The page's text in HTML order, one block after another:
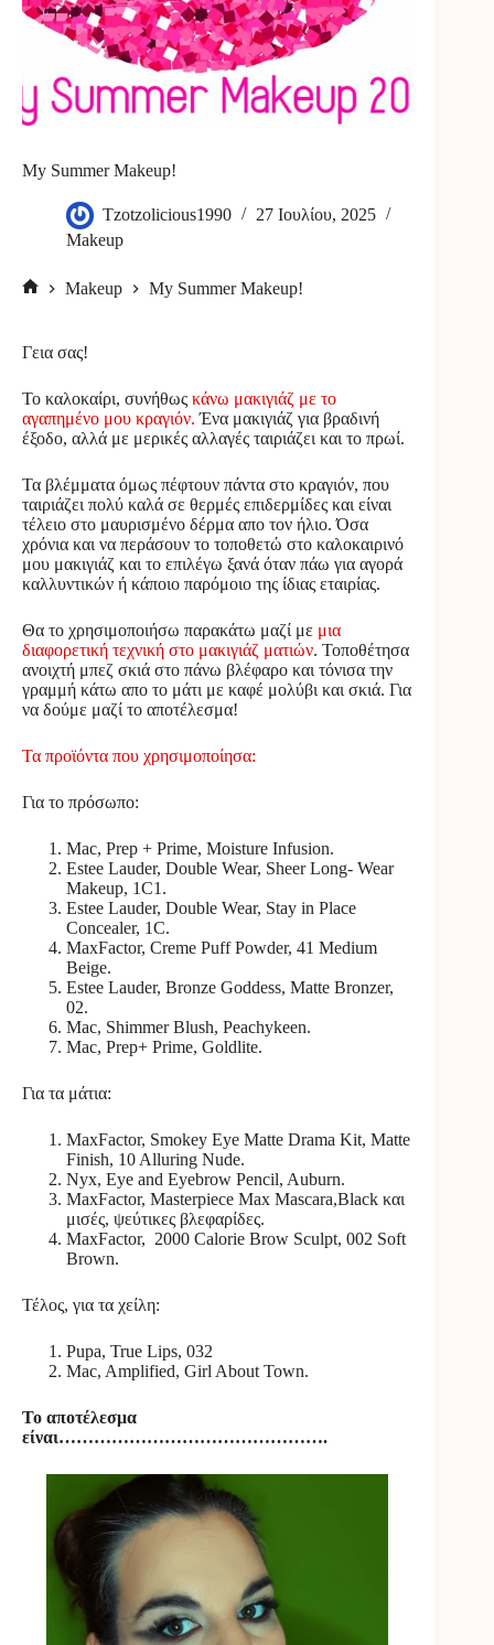
My Summer Makeup!
Tzotzolicious1990
27 Ιουλίου, 2025
Makeup
Makeup My Summer Makeup!
Γεια σας!
Το καλοκαίρι, συνήθως κάνω μακιγιάζ με το
αγαπημένο μου κραγιόν. Ένα μακιγιάζ για βραδινή
έξοδο, αλλά με μερικές αλλαγές ταιριάζει και το πρωί.
Τα βλέμματα όμως πέφτουν πάντα στο κραγιόν, που
ταιριάζει πολύ καλά σε θερμές επιδερμίδες και είναι
τέλειο στο μαυρισμένο δέρμα απο τον ήλιο. Όσα
χρόνια και να περάσουν το τοποθετώ στο καλοκαιρινό
μου μακιγιάζ και το επιλέγω ξανά όταν πάω για αγορά
καλλυντικών ή κάποιο παρόμοιο της ίδιας εταιρίας.
Θα το χρησιμοποιήσω παρακάτω μαζί με μια
διαφορετική τεχνική στο μακιγιάζ ματιών. Τοποθέτησα
ανοιχτή μπεζ σκιά στο πάνω βλέφαρο και τόνισα την
γραμμή κάτω απο το μάτι με καφέ μολύβι και σκιά. Για
να δούμε μαζί το αποτέλεσμα!
Τα προϊόντα που χρησιμοποίησα:
Για το πρόσωπο:
Mac, Prep + Prime, Moisture Infusion.
Estee Lauder, Double Wear, Sheer Long- Wear
Makeup, 1C1.
Estee Lauder, Double Wear, Stay in Place
Concealer, 1C.
MaxFactor, Creme Puff Powder, 41 Medium
Beige.
Estee Lauder, Bronze Goddess, Matte Bronzer,
02.
Mac, Shimmer Blush, Peachykeen.
Mac, Prep+ Prime, Goldlite.
Για τα μάτια:
MaxFactor, Smokey Eye Matte Drama Kit, Matte
Finish, 10 Alluring Nude.
Nyx, Eye and Eyebrow Pencil, Auburn.
MaxFactor, Masterpiece Max Mascara,Black και
μισές, ψεύτικες βλεφαρίδες.
MaxFactor, 2000 Calorie Brow Sculpt, 002 Soft
Brown.
Τέλος, για τα χείλη:
Pupa, True Lips, 032
Mac, Amplified, Girl About Town.
Το αποτέλεσμα
είναι……………………………………….